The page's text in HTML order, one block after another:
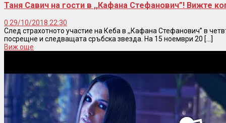
Таня Савич на гости в ,,Кафана Стефанович”! Вижте
0 29/10/2018 22:30
След страхотното участие на Кеба в ,,Кафана Стефанович” в
посрещне и следващата сръбска звезда. На 15 ноември 20 [...]
Виж още